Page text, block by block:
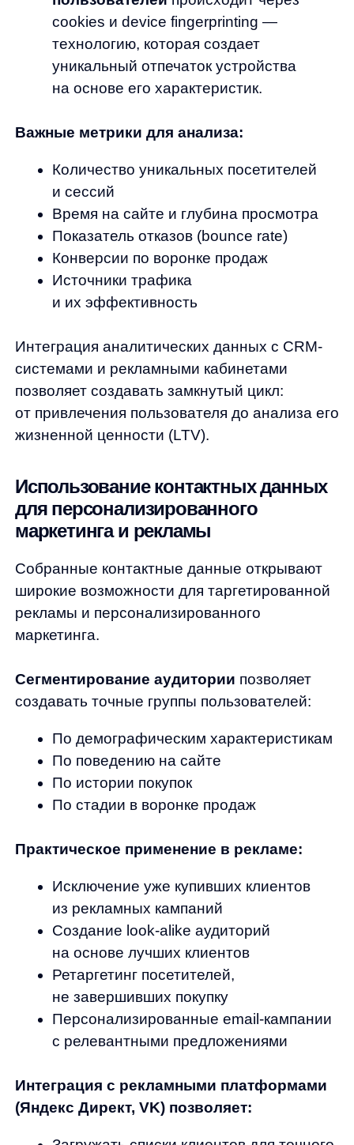
Ретаргетинг посетителей,
не завершивших покупку
Персонализированные email-кампании
с релевантными предложениями
(Яндекс Директ, VK) позволяет:
Загружать списки клиентов для точного
таргетинга
через конверсии
Автоматически оптимизировать ставки
на основе данных о клиентах
Реальные результаты показывают рост
конверсии на 25−40% при использовании
по сравнению с массовой рекламой. Важно
регулярно актуализировать базу данных
и соблюдать требования законодательства
при работе с контактной информацией.
с данными?
Искусственный интеллект кардинально
меняет подход к работе с данными
в eCommerce, обеспечивая автоматизацию
процессов и персонализацию на новом
уровне.
AnyRecs— персональные товарные
каждого пользователя и предлагают
релевантные товары в режиме реального
времени. Система учитывает историю
что позволяет увеличить выручку на 3−15%.
Автоматические кросс-селлы и апселлы
повышают средний чек, а машинное
обучение постоянно улучшает качество
AnyQuery
— умный AI-поиск
революционизирует пользовательский опыт
поиска товаров. Система понимает
естественный язык, исправляет ошибки
в запросах и предлагает релевантные
результаты даже при неточных
формулировках. Это приводит к росту
конверсии до 30%, снижению пустых
результатов поиска на 80% и улучшению
поведенческих факторов для SEO.
пользователям формулировать запросы,
предлагая популярные варианты
увеличивает конверсию в поиске и улучшает